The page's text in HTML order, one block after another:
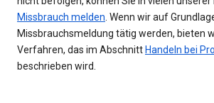
Missbrauch melden. Wenn wir auf
Missbrauchsmeldung tätig werden, bieten
Verfahren, das im Abschnitt Handeln bei
beschrieben wird.